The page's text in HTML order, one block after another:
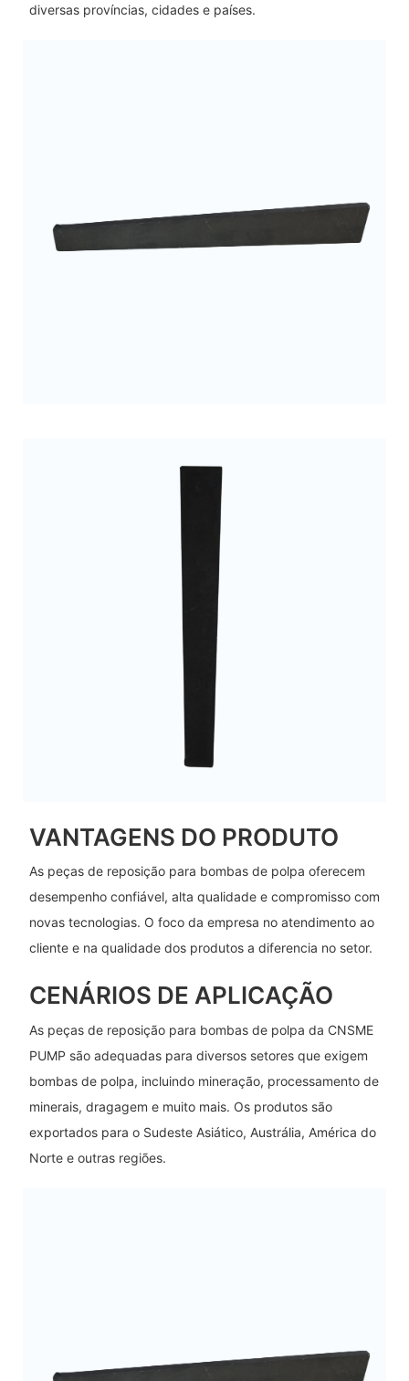
diversas províncias, cidades e países.
VANTAGENS DO PRODUTO
As peças de reposição para bombas de polpa oferecem
desempenho confiável, alta qualidade e compromisso com
novas tecnologias. O foco da empresa no atendimento ao
cliente e na qualidade dos produtos a diferencia no setor.
CENÁRIOS DE APLICAÇÃO
As peças de reposição para bombas de polpa da CNSME
PUMP são adequadas para diversos setores que exigem
bombas de polpa, incluindo mineração, processamento de
minerais, dragagem e muito mais. Os produtos são
exportados para o Sudeste Asiático, Austrália, América do
Norte e outras regiões.